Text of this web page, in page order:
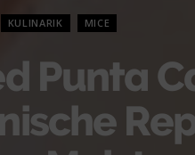
KULINARIK MICE
Punta